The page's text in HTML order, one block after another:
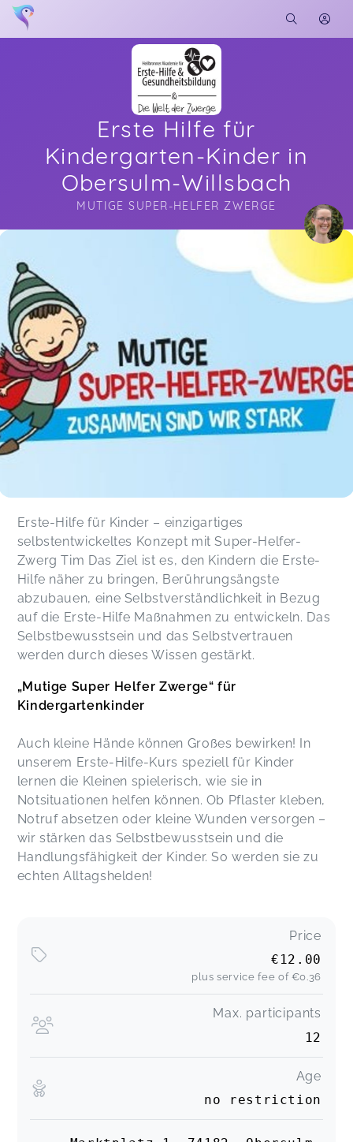
Erste Hilfe für
Kindergarten-Kinder in
Obersulm-Willsbach
MUTIGE SUPER-HELFER ZWERGE
Soon you will learn more about me here...
Erste-Hilfe für Kinder – einzigartiges
selbstentwickeltes Konzept mit Super-Helfer-
Zwerg Tim Das Ziel ist es, den Kindern die Erste-
Hilfe näher zu bringen, Berührungsängste
abzubauen, eine Selbstverständlichkeit in Bezug
auf die Erste-Hilfe Maßnahmen zu entwickeln. Das
Selbstbewusstsein und das Selbstvertrauen
werden durch dieses Wissen gestärkt.
„Mutige Super Helfer Zwerge“ für
Kindergartenkinder
Auch kleine Hände können Großes bewirken! In
unserem Erste-Hilfe-Kurs speziell für Kinder
lernen die Kleinen spielerisch, wie sie in
Notsituationen helfen können. Ob Pflaster kleben,
Notruf absetzen oder kleine Wunden versorgen –
wir stärken das Selbstbewusstsein und die
Handlungsfähigkeit der Kinder. So werden sie zu
echten Alltagshelden!
Price
€12.00
plus service fee of €0.36
Max. participants
12
Age
no restriction